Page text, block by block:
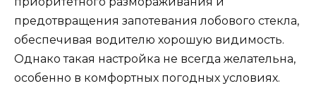
предотвращения запотевания лобового стекла,
обеспечивая водителю хорошую видимость.
Однако такая настройка не всегда желательна,
особенно в комфортных погодных условиях.